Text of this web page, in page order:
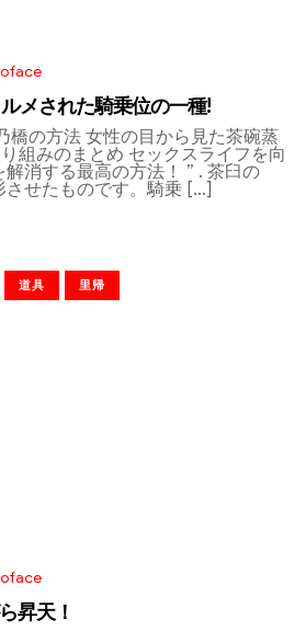
メされた騎乗位の一種!
橋の方法 女性の目から見た茶碗蒸
組みのまとめ セックスライフを向
消する最高の方法！ ” . 茶臼の
させたものです。騎乗 […]
道具 里帰
昇天！